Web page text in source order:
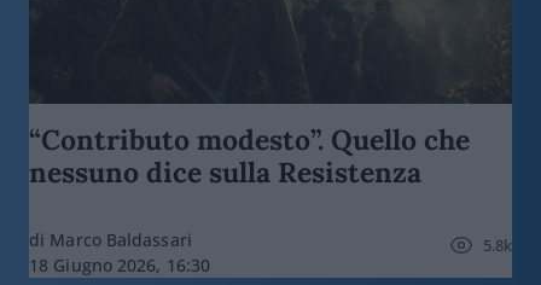
“Contributo modesto”. Quello che
nessuno dice sulla Resistenza
di Marco Baldassari
18 Giugno 2026, 16:30
5.8k